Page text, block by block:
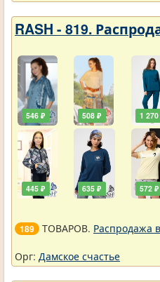
RASH - 819.
546 ₽
445 ₽
508 ₽
635 ₽
1
572 ₽
189 ТОВАРОВ. Распродажа
Орг: Дамское счастье